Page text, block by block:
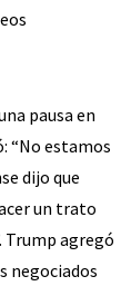
pausa en
“No estamos
dijo que
un trato
Trump agregó
negociados